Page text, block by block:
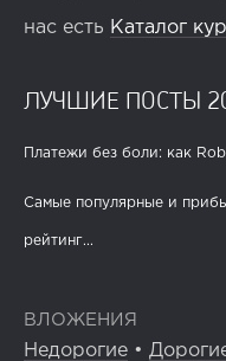
нас есть Каталог
ЛУЧШИЕ ПОСТЫ
Платежи без боли: как
Самые популярные и
рейтинг...
ВЛОЖЕНИЯ
Недорогие •